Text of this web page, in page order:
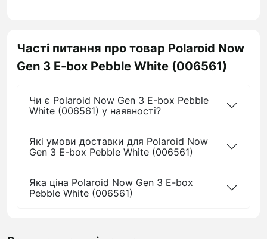
Часті питання про товар Polaroid Now
Gen 3 E-box Pebble White (006561)
Чи є Polaroid Now Gen 3 E-box Pebble
White (006561) у наявності?
Які умови доставки для Polaroid Now
Gen 3 E-box Pebble White (006561)
Яка ціна Polaroid Now Gen 3 E-box
Pebble White (006561)